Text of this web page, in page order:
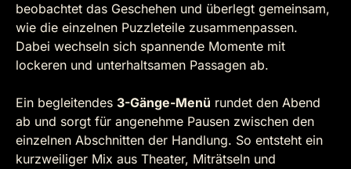
beobachtet das Geschehen und überlegt gemeinsam,
wie die einzelnen Puzzleteile zusammenpassen.
Dabei wechseln sich spannende Momente mit
lockeren und unterhaltsamen Passagen ab.
Ein begleitendes 3-Gänge-Menü rundet den Abend
ab und sorgt für angenehme Pausen zwischen den
einzelnen Abschnitten der Handlung. So entsteht ein
kurzweiliger Mix aus Theater, Miträtseln und